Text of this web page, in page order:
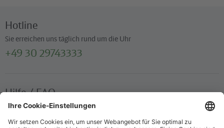
Hotline
Sie erreichen uns täglich rund um die Uhr
+49 30 29743333
Hilfe / FAQ
Die wichtigsten Antworten und Hilfestellungen für unterwegs